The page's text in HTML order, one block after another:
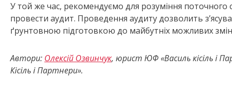
У той же час, рекомендуємо для розуміння поточного
провести аудит. Проведення аудиту дозволить
ґрунтовною підготовкою до майбутніх можливих
Автори: Олексій Озвинчук, юрист ЮФ «Василь кісіль і
Кісіль і Партнери».